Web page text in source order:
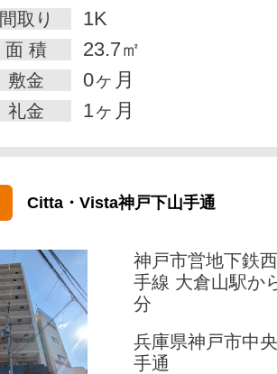
間取り
1K
面 積 23.7㎡
敷金 0ヶ月
礼金 1ヶ月
Citta・Vista神戸下山手通
神戸市営地下鉄
手線 大倉山駅か
分
兵庫県神戸市中
手通